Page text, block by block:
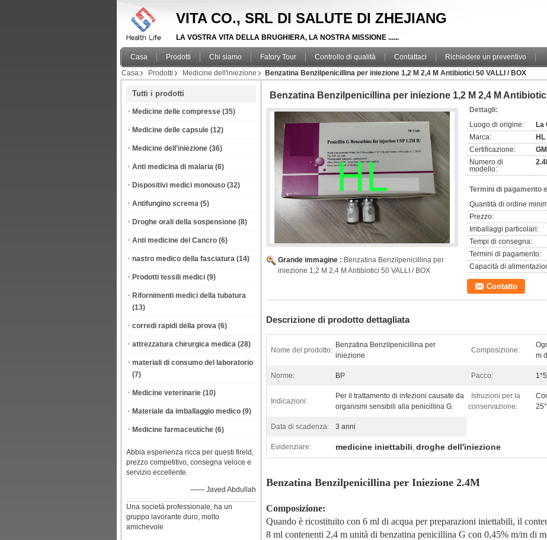
VITA CO., SRL DI SALUTE DI ZHEJIANG
LA VOSTRA VITA DELLA BRUGHIERA, LA NOSTRA MISSIONE ......
Casa Prodotti Chi siamo Fatory Tour Controllo di qualità Contattaci
Richiedere un preventivo
Casa
Prodotti Medicine dell'iniezione Benzatina Benzilpenicillina per iniezione 1,2 M 2,4 M Antibiotici 50 VALLI / BOX
Tutti i prodotti
Medicine delle compresse (35)
Medicine delle capsule (12)
Medicine dell'iniezione (36)
Anti medicina di malaria (6)
Dispositivi medici monouso (32)
Antifungino screma (5)
Droghe orali della sospensione (8)
Anti medicine del Cancro (6)
nastro medico della fasciatura (14)
Prodotti tessili medici (9)
Rifornimenti medici della tubatura
(13)
corredi rapidi della prova (6)
attrezzatura chirurgica medica (28)
materiali di consumo del laboratorio
(7)
Medicine veterinarie (10)
Materiale da imballaggio medico (9)
Medicine farmaceutiche (6)
Abbia esperienza ricca per questi fireld,
prezzo competitivo, consegna veloce e
servizio eccellente.
—— Javed Abdullah
Una società professionale, ha un
gruppo lavorante duro, molto
amichevole
Benzatina Benzilpenicillina per iniezione 1,2 M 2,4 M
Grande immagine : Benzatina Benzilpenicillina per
iniezione 1,2 M 2,4 M Antibiotici 50 VALLI / BOX
Dettagli:
Luogo di origine:
La
Marca:
HL
Certificazione:
Numero di
modello:
Termini di pagamento
Quantità di ordine
Prezzo:
Imballaggi particolari:
Tempi di consegna:
Termini di pagamento:
Capacità di
Contatto
Descrizione di prodotto dettagliata
Nome del prodotto:
Benzatina Benzilpenicillina per
iniezione
Composizione:
m
Norme: BP Pacco:
Indicazioni:
Per il trattamento di infezioni causate da
organismi sensibili alla penicillina G.
Istruzioni per la
conservazione:
Data di scadenza: 3 anni
Evidenziare: medicine iniettabili, droghe dell'iniezione
Benzatina Benzilpenicillina per Iniezione 2.4M
Composizione:
Quando è ricostituito con 6 ml di acqua per preparazioni iniettabili, il
8 ml contenenti 2,4 m unità di benzatina penicillina G con 0,45% m/m di